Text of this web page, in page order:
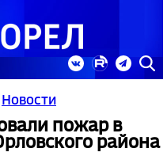
Новости
пожар в
района